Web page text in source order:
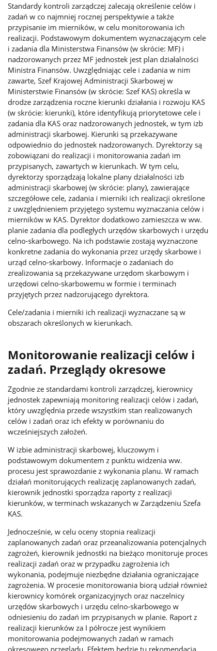
Standardy kontroli zarządczej zalecają określenie celów i
zadań w co najmniej rocznej perspektywie a także
przypisanie im mierników, w celu monitorowania ich
realizacji. Podstawowym dokumentem wyznaczającym cele
i zadania dla Ministerstwa Finansów (w skrócie: MF) i
nadzorowanych przez MF jednostek jest plan działalności
Ministra Finansów. Uwzględniając cele i zadania w nim
zawarte, Szef Krajowej Administracji Skarbowej w
Ministerstwie Finansów (w skrócie: Szef KAS) określa w
drodze zarządzenia roczne kierunki działania i rozwoju KAS
(w skrócie: kierunki), które identyfikują priorytetowe cele i
zadania dla KAS oraz nadzorowanych jednostek, w tym izb
administracji skarbowej. Kierunki są przekazywane
odpowiednio do jednostek nadzorowanych. Dyrektorzy są
zobowiązani do realizacji i monitorowania zadań im
przypisanych, zawartych w kierunkach. W tym celu,
dyrektorzy sporządzają lokalne plany działalności izb
administracji skarbowej (w skrócie: plany), zawierające
szczegółowe cele, zadania i mierniki ich realizacji określone
z uwzględnieniem przyjętego systemu wyznaczania celów i
mierników w KAS. Dyrektor dodatkowo zamieszcza w ww.
planie zadania dla podległych urzędów skarbowych i urzędu
celno-skarbowego. Na ich podstawie zostają wyznaczone
konkretne zadania do wykonania przez urzędy skarbowe i
urząd celno-skarbowy. Informacje o zadaniach do
zrealizowania są przekazywane urzędom skarbowym i
urzędowi celno-skarbowemu w formie i terminach
przyjętych przez nadzorującego dyrektora.
Cele/zadania i mierniki ich realizacji wyznaczane są w
obszarach określonych w kierunkach.
Monitorowanie realizacji celów i
zadań. Przeglądy okresowe
Zgodnie ze standardami kontroli zarządczej, kierownicy
jednostek zapewniają monitoring realizacji celów i zadań,
który uwzględnia przede wszystkim stan realizowanych
celów i zadań oraz ich efekty w porównaniu do
wcześniejszych założeń.
W izbie administracji skarbowej, kluczowym i
podstawowym dokumentem z punktu widzenia ww.
procesu jest sprawozdanie z wykonania planu. W ramach
działań monitorujących realizację zaplanowanych zadań,
kierownik jednostki sporządza raporty z realizacji
kierunków, w terminach wskazanych w Zarządzeniu Szefa
KAS.
Jednocześnie, w celu oceny stopnia realizacji
zaplanowanych zadań oraz przeanalizowania potencjalnych
zagrożeń, kierownik jednostki na bieżąco monitoruje proces
realizacji zadań oraz w przypadku zagrożenia ich
wykonania, podejmuje niezbędne działania ograniczające
zagrożenia. W procesie monitorowania biorą udział również
kierownicy komórek organizacyjnych oraz naczelnicy
urzędów skarbowych i urzędu celno-skarbowego w
odniesieniu do zadań im przypisanych w planie. Raport z
realizacji kierunków za I półrocze jest wynikiem
monitorowania podejmowanych zadań w ramach
okresowego przeglądu. Efektem będzie tu rekomendacja